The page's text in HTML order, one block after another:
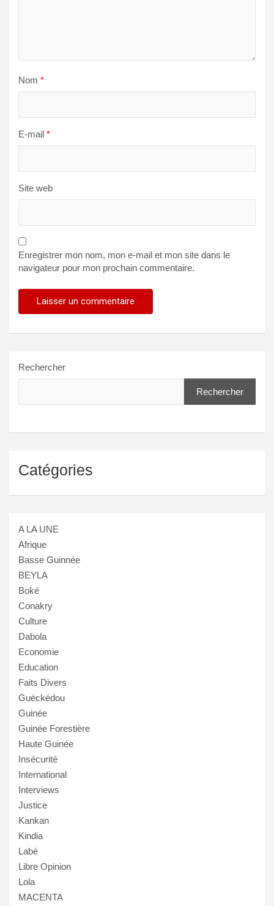
Nom *
E-mail *
Site web
Enregistrer mon nom, mon e-mail et mon site dans le
navigateur pour mon prochain commentaire.
Rechercher
Rechercher
Catégories
A LA UNE
Afrique
Basse Guinnée
BEYLA
Boké
Conakry
Culture
Dabola
Economie
Education
Faits Divers
Guéckédou
Guinée
Guinée Forestière
Haute Guinée
Insécurité
International
Interviews
Justice
Kankan
Kindia
Labé
Libre Opinion
Lola
MACENTA